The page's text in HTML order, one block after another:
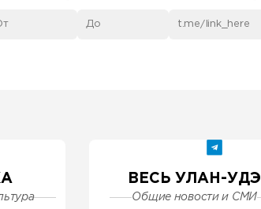
ВЕСЬ УЛАН-УДЭ
Общие новости и СМИ